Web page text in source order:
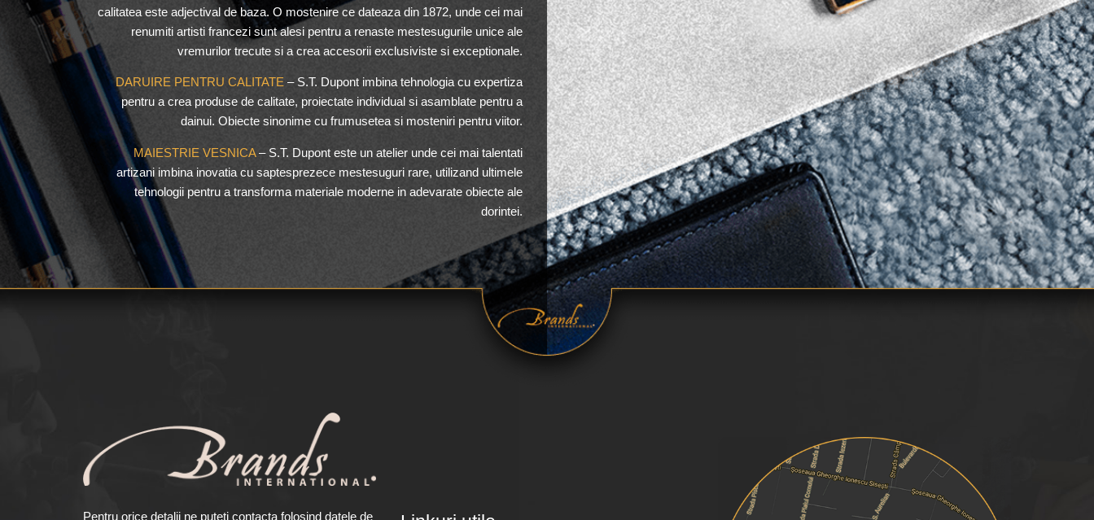
calitatea este adjectival de baza. O mostenire ce dateaza din 1872, unde cei mai
renumiti artisti francezi sunt alesi pentru a renaste mestesugurile unice ale
vremurilor trecute si a crea accesorii exclusiviste si exceptionale.
DARUIRE PENTRU CALITATE – S.T. Dupont imbina tehnologia cu expertiza
pentru a crea produse de calitate, proiectate individual si asamblate pentru a
dainui. Obiecte sinonime cu frumusetea si mosteniri pentru viitor.
MAIESTRIE VESNICA– S.T. Dupont este un atelier unde cei mai talentati
artizani imbina inovatia cu saptesprezece mestesuguri rare, utilizand ultimele
tehnologii pentru a transforma materiale moderne in adevarate obiecte ale
dorintei.
Pentru orice detalii ne puteti contacta folosind datele de